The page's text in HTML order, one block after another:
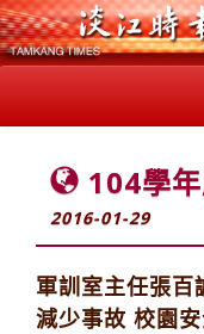
104學
2016-01-29
軍訓室主任張百
減少事故 校園